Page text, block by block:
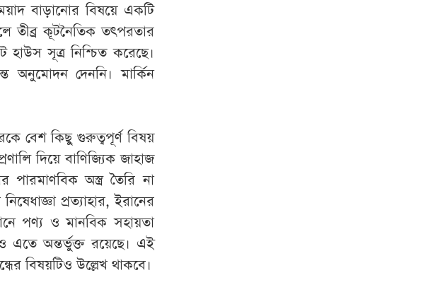
বাড়ানোর বিষয়ে একটি
তীব্র কূটনৈতিক তৎপরতার
সূত্র নিশ্চিত করেছে।
অনুমোদন দেননি। মার্কিন
বেশ কিছু গুরুত্বপূর্ণ বিষয়
দিয়ে বাণিজ্যিক জাহাজ
অস্ত্র তৈরি না
প্রত্যাহার, ইরানের
পণ্য ও মানবিক সহায়তা
এতে অন্তর্ভুক্ত রয়েছে। এই
বিষয়টিও উল্লেখ থাকবে।